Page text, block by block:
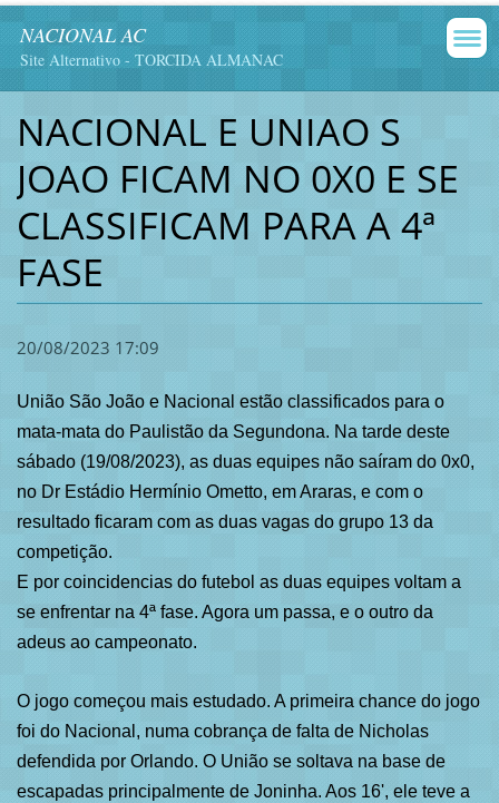
NACIONAL AC
Site Alternativo - TORCIDA ALMANAC
NACIONAL E UNIAO S
JOAO FICAM NO 0X0 E SE
CLASSIFICAM PARA A 4ª
FASE
20/08/2023 17:09
União São João e Nacional estão classificados para o
mata-mata do Paulistão da Segundona. Na tarde deste
sábado (19/08/2023), as duas equipes não saíram do 0x0,
no Dr Estádio Hermínio Ometto, em Araras, e com o
resultado ficaram com as duas vagas do grupo 13 da
competição.
E por coincidencias do futebol as duas equipes voltam a
se enfrentar na 4ª fase. Agora um passa, e o outro da
adeus ao campeonato.
O jogo começou mais estudado. A primeira chance do jogo
foi do Nacional, numa cobrança de falta de Nicholas
defendida por Orlando. O União se soltava na base de
escapadas principalmente de Joninha. Aos 16', ele teve a